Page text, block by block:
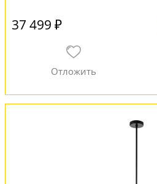
37 499 ₽